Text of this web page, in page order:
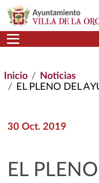
Pasar al contenido principal
Inicio
Noticias
EL PLENO DEL AYUNTAMIENTO DE LA
30 Oct. 2019
EL